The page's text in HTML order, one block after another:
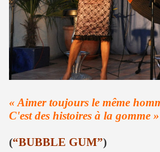
« Aimer toujours le même
C'est des histoires à la gomme »
(“BUBBLE GUM”)
: les Mémoires du batteur
Berlin"), concert
(piano), concerts "Dans
Berlin"), premier concert
de JACQUES DUVALL,
avec ALEXANDRE WETTER :